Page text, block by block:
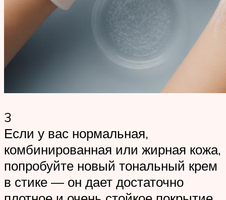
3
Если у вас нормальная,
комбинированная или жирная кожа,
попробуйте новый тональный крем
в стике — он дает достаточно